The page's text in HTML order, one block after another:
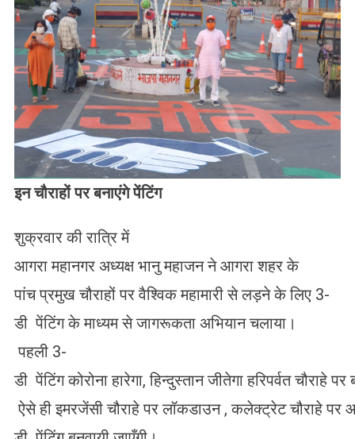
इन चौराहों पर बनाएंगे पेंटिंग
शुक्रवार की रात्रि में
आगरा महानगर अध्यक्ष भानु महाजन ने आगरा शहर के
पांच प्रमुख चौराहों पर वैश्विक महामारी से लड़ने के लिए 3-
डी पेंटिंग के माध्यम से जागरूकता अभियान चलाया।
पहली 3-
डी पेंटिंग कोरोना हारेगा, हिन्दुस्तान जीतेगा हरिपर्वत चौराहे पर
ऐसे ही इमरजेंसी चौराहे पर लॉकडाउन , कलेक्ट्रेट चौराहे पर